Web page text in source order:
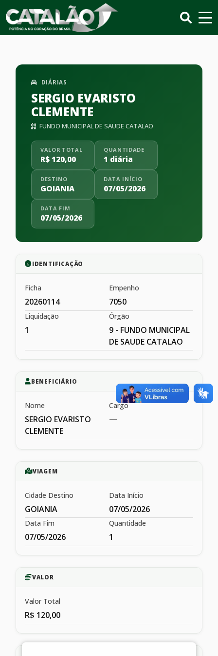
DIÁRIAS
SERGIO EVARISTO
CLEMENTE
FUNDO MUNICIPAL DE SAUDE CATALAO
VALOR TOTAL
R$ 120,00
QUANTIDADE
1 diária
DESTINO
GOIANIA
DATA INÍCIO
07/05/2026
DATA FIM
07/05/2026
IDENTIFICAÇÃO
Ficha
20260114
Empenho
7050
Liquidação
1
Órgão
9 - FUNDO MUNICIPAL
DE SAUDE CATALAO
BENEFICIÁRIO
Nome
SERGIO EVARISTO
CLEMENTE
Cargo
—
VIAGEM
Cidade Destino
GOIANIA
Data Início
07/05/2026
Data Fim
07/05/2026
Quantidade
1
VALOR
Valor Total
R$ 120,00